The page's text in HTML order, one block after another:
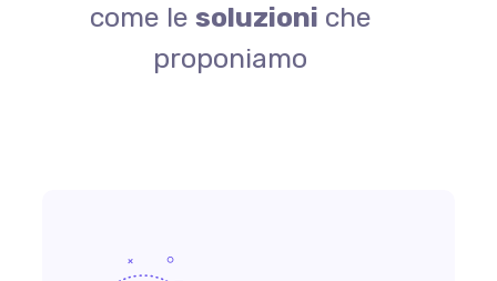
come le soluzioni che
proponiamo